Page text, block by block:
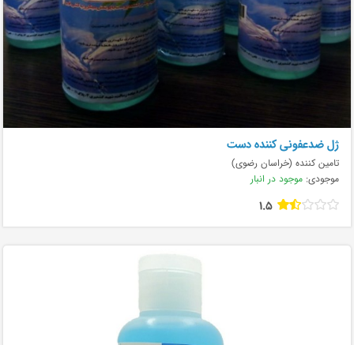
ژل ضدعفونی کننده دست
تامین کننده (خراسان رضوی)
موجودی: موجود در انبار
1.5